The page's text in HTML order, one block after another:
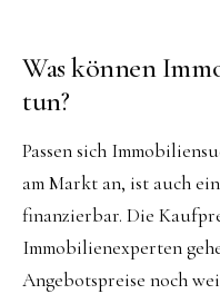
Was können
tun?
Passen sich
am Markt an, ist auch
finanzierbar. Die
Immobilienexperten
Angebotspreise noch